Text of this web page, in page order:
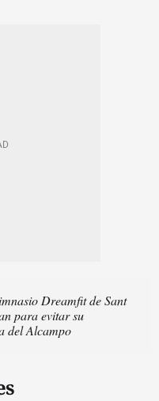
Dreamfit de Sant
para evitar su
del Alcampo